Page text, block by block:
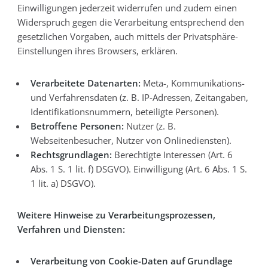
Einwilligungen jederzeit widerrufen und zudem einen
Widerspruch gegen die Verarbeitung entsprechend den
gesetzlichen Vorgaben, auch mittels der Privatsphäre-
Einstellungen ihres Browsers, erklären.
Verarbeitete Datenarten: Meta-, Kommunikations-
und Verfahrensdaten (z. B. IP-Adressen, Zeitangaben,
Identifikationsnummern, beteiligte Personen).
Betroffene Personen: Nutzer (z. B.
Webseitenbesucher, Nutzer von Onlinediensten).
Rechtsgrundlagen: Berechtigte Interessen (Art. 6
Abs. 1 S. 1 lit. f) DSGVO). Einwilligung (Art. 6 Abs. 1 S.
1 lit. a) DSGVO).
Weitere Hinweise zu Verarbeitungsprozessen,
Verfahren und Diensten:
Verarbeitung von Cookie-Daten auf Grundlage